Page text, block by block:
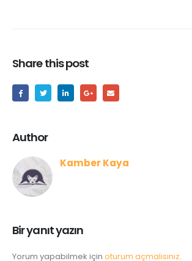
Share this post
Author
Kamber Kaya
Bir yanıt yazın
Yorum yapabilmek için oturum açmalısınız.